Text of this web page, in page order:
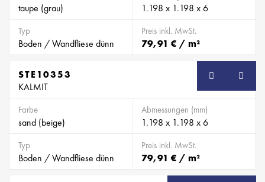
taupe (grau) 1.198 x 1.198 x 6
Typ
Boden / Wandfliese dünn
Preis inkl. MwSt.
79,91 € / m²
STE10353
KALMIT
Farbe
sand (beige)
Abmessungen (mm)
1.198 x 1.198 x 6
Typ
Boden / Wandfliese dünn
Preis inkl. MwSt.
79,91 € / m²